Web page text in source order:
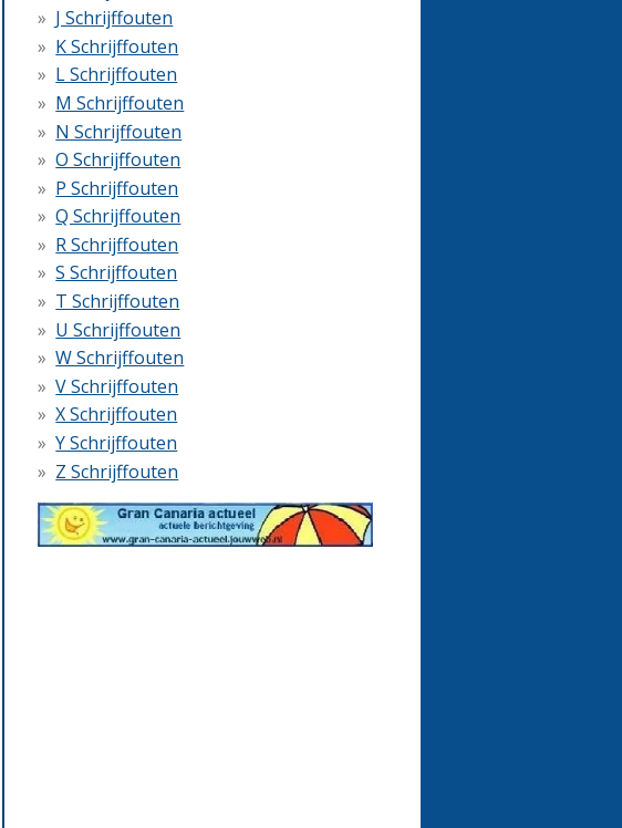
J Schrijffouten
K Schrijffouten
L Schrijffouten
M Schrijffouten
N Schrijffouten
O Schrijffouten
P Schrijffouten
Q Schrijffouten
R Schrijffouten
S Schrijffouten
T Schrijffouten
U Schrijffouten
W Schrijffouten
V Schrijffouten
X Schrijffouten
Y Schrijffouten
Z Schrijffouten